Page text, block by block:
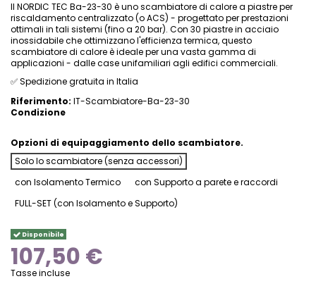
Il NORDIC TEC Ba-23-30 è uno scambiatore di calore a piastre per
riscaldamento centralizzato (o ACS) - progettato per prestazioni
ottimali in tali sistemi (fino a 20 bar). Con 30 piastre in acciaio
inossidabile che ottimizzano l'efficienza termica, questo
scambiatore di calore è ideale per una vasta gamma di
applicazioni - dalle case unifamiliari agli edifici commerciali.
✅ Spedizione gratuita in Italia
Riferimento: IT-Scambiatore-Ba-23-30
Condizione
Opzioni di equipaggiamento dello scambiatore.
Solo lo scambiatore (senza accessori)
con Isolamento Termico
con Supporto a parete e raccordi
FULL-SET (con Isolamento e Supporto)
Disponibile
107,50 €
Tasse incluse